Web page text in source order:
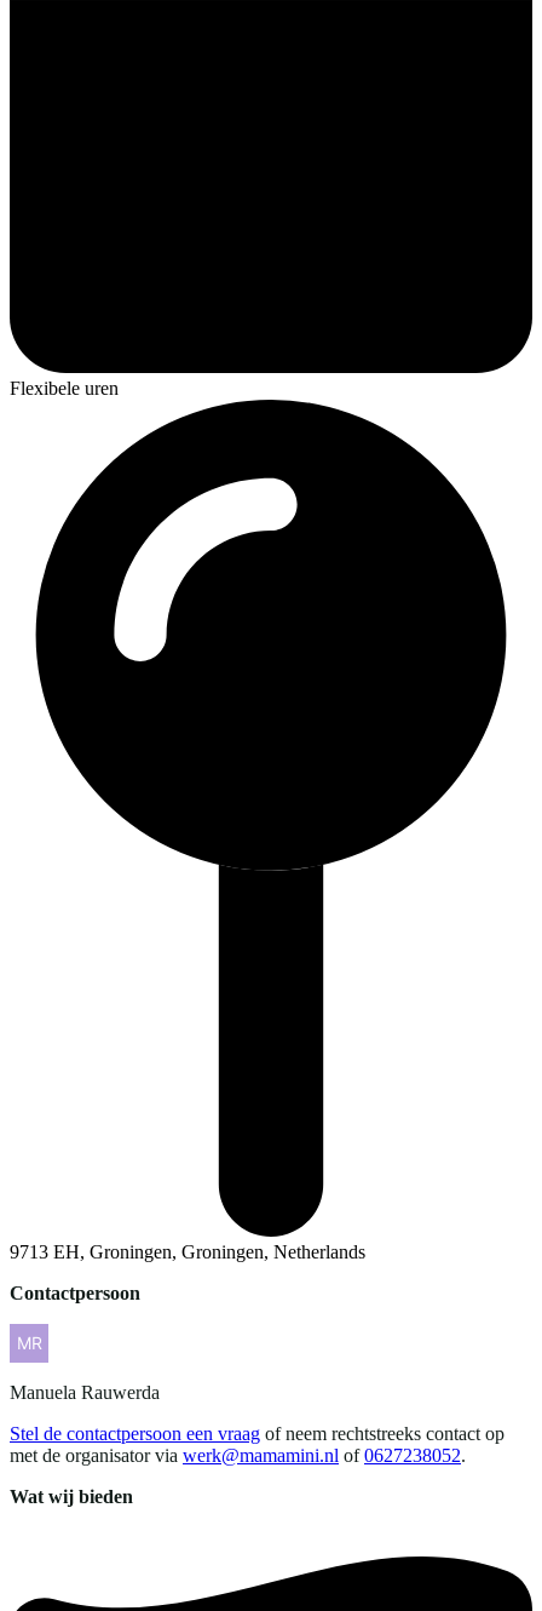
Flexibele uren
9713 EH, Groningen, Groningen, Netherlands
Contactpersoon
Manuela Rauwerda
Stel de contactpersoon een vraag of neem rechtstreeks contact op
met de organisator via werk@mamamini.nl of 0627238052.
Wat wij bieden